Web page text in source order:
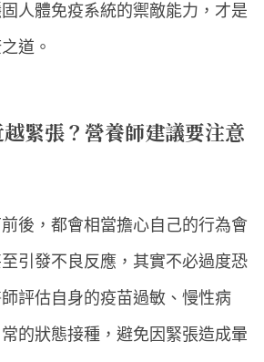
人體免疫系統的禦敵能力，才是
道。
緊張？營養師建議要注意
後，都會相當擔心自己的行為會
引發不良反應，其實不必過度恐
評估自身的疫苗過敏、慢性病
的狀態接種，避免因緊張造成暈